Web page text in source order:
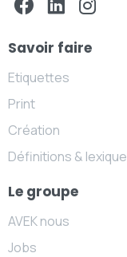
Savoir faire
Etiquettes
Print
Création
Définitions & lexique
Le groupe
AVEK nous
Jobs